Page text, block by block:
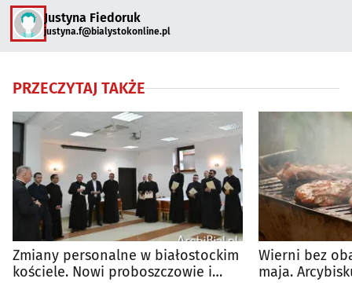
Justyna Fiedoruk
justyna.f@bialystokonline.pl
PRZECZYTAJ TAKŻE
Zmiany personalne w białostockim
kościele. Nowi proboszczowie i
Wierni bez
maja.